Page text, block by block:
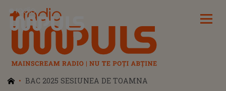
Radio Impuls
BAC 2025 SESIUNEA DE TOAMNA